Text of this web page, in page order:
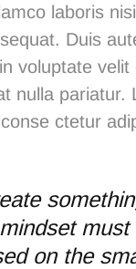
laboris
Duis
voluptate velit
nulla pariatur.
ctetur
on the